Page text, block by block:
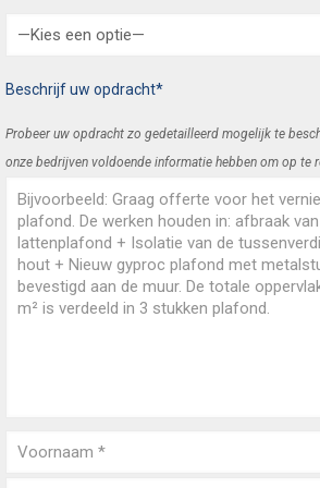
Beschrijf uw opdracht*
Probeer uw opdracht zo gedetailleerd mogelijk te
onze bedrijven voldoende informatie hebben om op te